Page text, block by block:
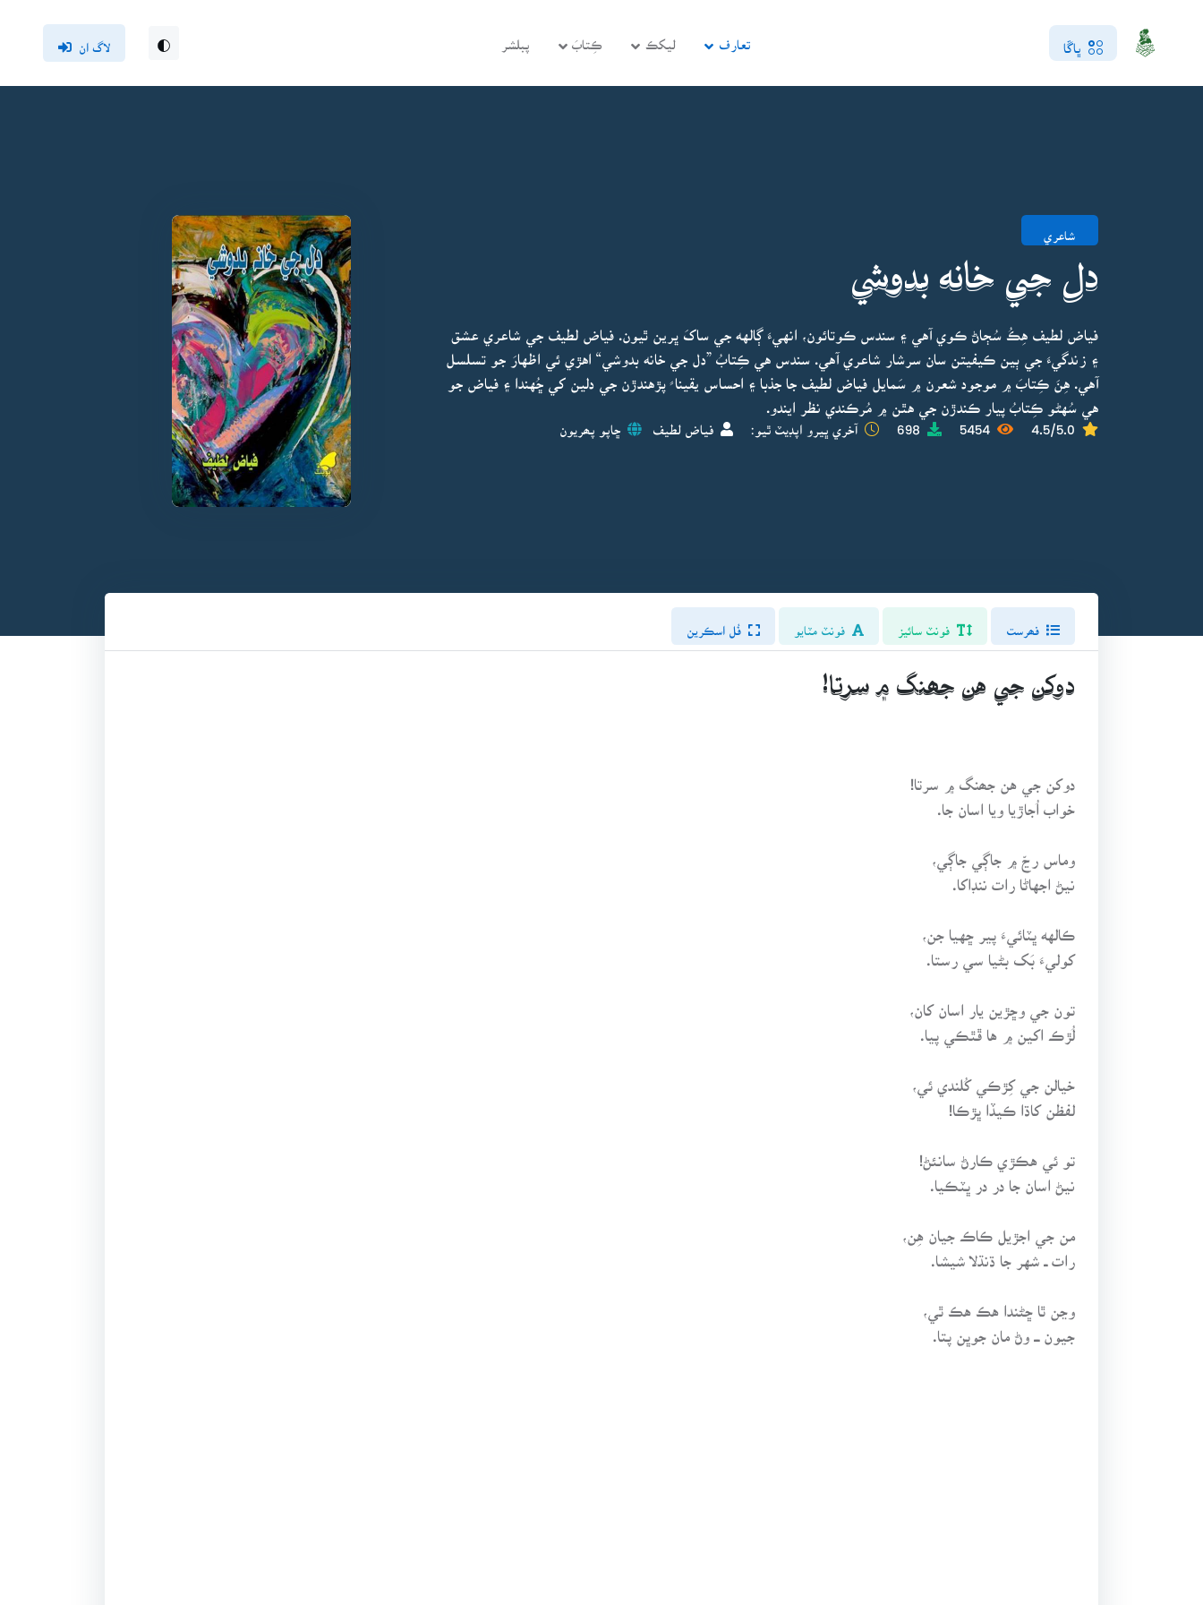
ڀاڱا تعارف ليکڪ ڪِتابَ پبلشر لاگ ان
شاعري
دل جي خانه بدوشي
فياض لطيف هِڪُ سُڄاڻ ڪوي آهي ۽ سندس ڪوتائون، انهيءَ ڳالهه جي ساکَ ڀرين ٿيون. فياض لطيف جي شاعري عشق
۽ زندگيءَ جي ٻين ڪيفيتن سان سرشار شاعري آهي. سندس هي ڪِتابُ ”دل جي خانه بدوشي“ اهڙي ئي اظهارَ جو تسلسل
آهي. هِنَ ڪِتابَ ۾ موجود شعرن ۾ سَمايل فياض لطيف جا جذبا ۽ احساس يقينا ً پڙهندڙن جي دلين کي ڇُهندا ۽ فياض جو
هي سُهڻو ڪِتابُ پيار ڪندڙن جي هٿن ۾ مُرڪندي نظر ايندو.
4.5/5.0
5454
698 آخري ڀيرو اپڊيٽ ٿيو: فياض لطيف ڇاپو پھريون
فونٽ سائيز فونٽ مٽايو فُل اسڪرين
دوکن جي هن جھنگ ۾ سرتا!
دوکن جي هن جھنگ ۾ سرتا!
خواب اُجاڙيا ويا اسان جا.
وماس رڃّ ۾ جاڳي جاڳي،
نيڻ اجهاڻا رات ننڊاکا.
ڪالهه ڀٽائيءَ پير ڇهيا جن،
کوليءَ بَک بڻيا سي رستا.
تون جي وڇڙين يار اسان کان،
لُڙڪ اکين ۾ ها ڦٿڪي پيا.
خيالن جي کِڙڪي کُلندي ئي،
لفظن کاڌا ڪيڏا ڀڙڪا!
تو ئي هڪڙي ڪارڻ سانئڻ!
نيڻ اسان جا در در ڀٽڪيا.
من جي اجڙيل ڪاڪ جيان هِن،
رات ــ شهر جا ڌنڌلا شيشا.
وڃن ٿا ڇڻندا هڪ هڪ ٿي،
جيون ـــ وڻ مان جوڀن پتا.